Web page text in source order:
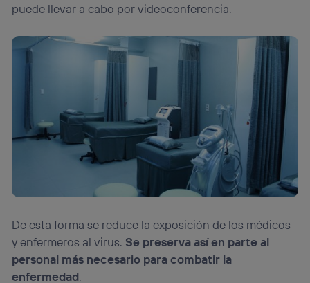
puede llevar a cabo por videoconferencia.
De esta forma se reduce la exposición de los médicos
y enfermeros al virus.Se preserva así en parte al
personal más necesario para combatir la
enfermedad.